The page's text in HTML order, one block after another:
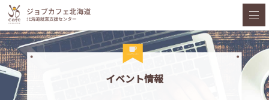
イベント情報